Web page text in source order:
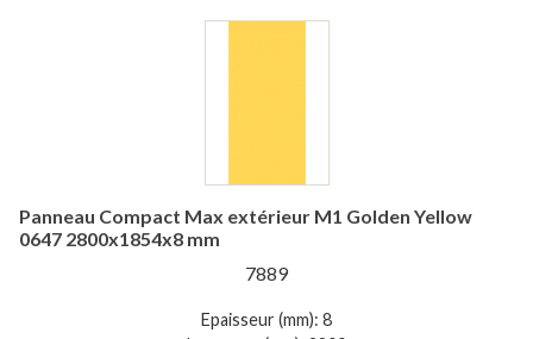
Panneau Compact Max extérieur M1 Golden Yellow
0647 2800x1854x8 mm
7889
Epaisseur (mm): 8